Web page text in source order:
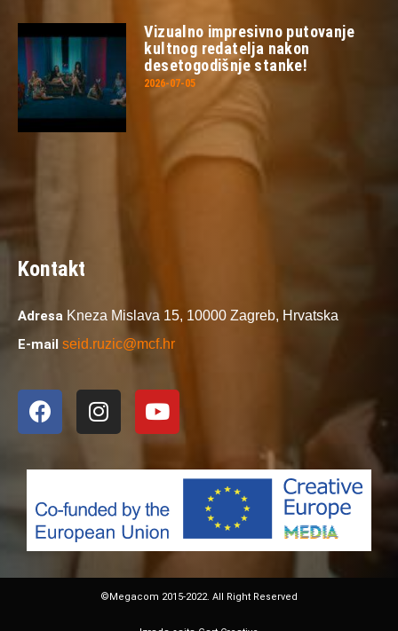
Vizualno impresivno putovanje
kultnog redatelja nakon
desetogodišnje stanke!
2026-07-05
Kontakt
Adresa Kneza Mislava 15, 10000 Zagreb, Hrvatska
E-mail seid.ruzic@mcf.hr
©Megacom 2015-2022. All Right Reserved